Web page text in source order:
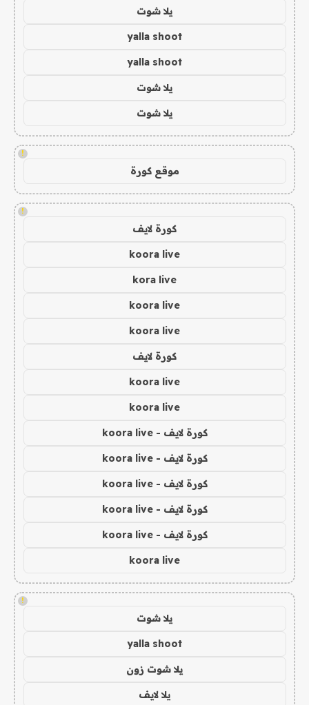
يلا شوت
yalla shoot
yalla shoot
يلا شوت
يلا شوت
!
موقع كورة
!
كورة لايف
koora live
kora live
koora live
koora live
كورة لايف
koora live
koora live
كورة لايف - koora live
كورة لايف - koora live
كورة لايف - koora live
كورة لايف - koora live
كورة لايف - koora live
koora live
!
يلا شوت
yalla shoot
يلا شوت زون
يلا لايف